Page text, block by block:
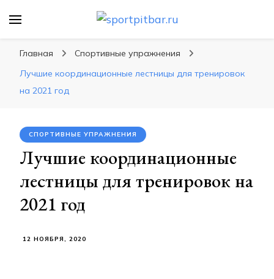
спортивных упражнения, правильные
диеты, программы тренировок
Главная
Спортивные упражнения
Лучшие координационные лестницы для тренировок
на 2021 год
СПОРТИВНЫЕ УПРАЖНЕНИЯ
Лучшие координационные
лестницы для тренировок на
2021 год
12 НОЯБРЯ, 2020